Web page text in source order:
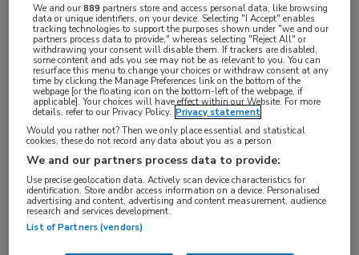
Een leuke poster van studenten medische
microbiologie en infectiepreventie uit Groningen
en het Duitse Oldenburg: zij maakten een
systematische review over het gebruik van AI bij
studies naar infectieziekten. Deels mét behulp
van ChatGPT.
‘Hallo! Ik heb 631 studies verzameld op 5 gebieden
Tags:
artificiële intelligentie
We and our889 partners store and access personal data, like browsing
data or unique identifiers, on your device. Selecting "I Accept" enables
tracking technologies to support the purposes shown under "we and our
partners process data to provide," whereas selecting "Reject All" or
withdrawing your consent will disable them. If trackers are disabled,
some content and ads you see may not be as relevant to you. You can
resurface this menu to change your choices or withdraw consent at any
time by clicking the Manage Preferences link on the bottom of the
webpage [or the floating icon on the bottom-left of the webpage, if
applicable]. Your choices will have effect within our Website. For more
details, refer to our Privacy Policy. Privacy statement
Would you rather not? Then we only place essential and statistical
cookies, these do not record any data about you as a person
We and our partners process data to provide:
Use precise geolocation data. Actively scan device characteristics for
identification. Store and/or access information on a device. Personalised
advertising and content, advertising and content measurement, audience
research and services development.
List of Partners (vendors)